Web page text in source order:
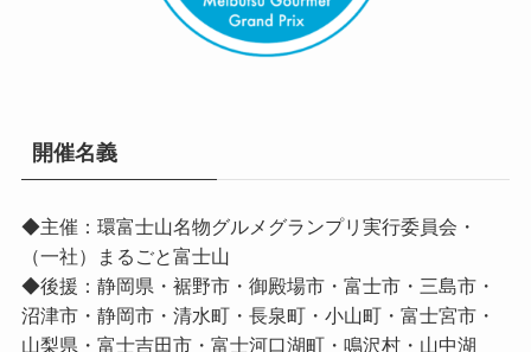
開催名義
◆主催：環富士山名物グルメグランプリ実行委員会・
（一社）まるごと富士山
◆後援：静岡県・裾野市・御殿場市・富士市・三島市・
沼津市・静岡市・清水町・長泉町・小山町・富士宮市・
山梨県・富士吉田市・富士河口湖町・鳴沢村・山中湖